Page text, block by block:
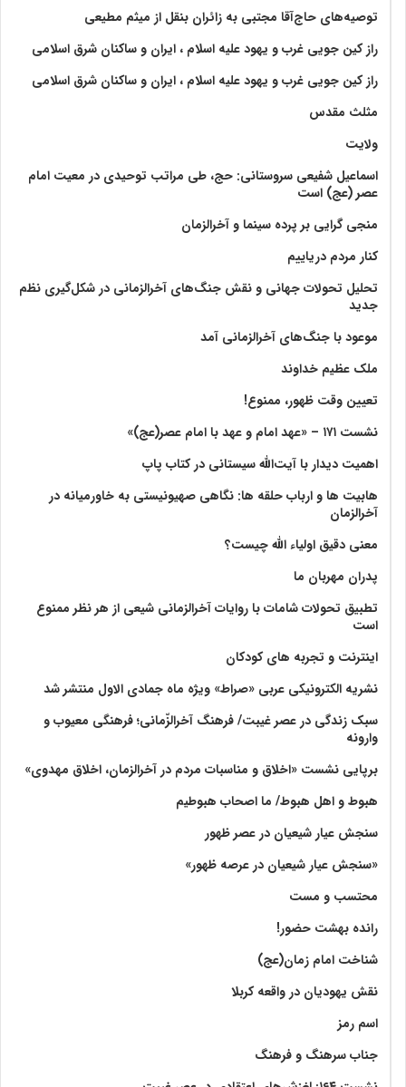
توصیه‌های حاج‌آقا مجتبی به زائران بنقل از میثم مطیعی
راز کین جویی غرب و یهود علیه اسلام ، ایران و ساکنان شرق اسلامی
راز کین جویی غرب و یهود علیه اسلام ، ایران و ساکنان شرق اسلامی
مثلث مقدس
ولايت‏
اسماعیل شفیعی سروستانی: حج، طی مراتب توحیدی در معیت امام
عصر (عج) است
منجی گرایی بر پرده سینما و آخرالزمان
کنار مردم دریاییم
تحلیل تحولات جهانی و نقش جنگ‌های آخرالزمانی در شکل‌گیری نظم
جدید
موعود با جنگ‌های آخرالزمانی آمد
ملک عظیم خداوند
تعیین وقت ظهور، ممنوع!
نشست ۱۷۱ – «عهد امام و عهد با امام عصر(عج)»
اهمیت دیدار با آیت‌الله سیستانی در کتاب پاپ
هابیت ها و ارباب حلقه ها: نگاهی صهیونیستی به خاورمیانه در
آخرالزمان
معنی دقیق اولیاء الله چیست؟
پدران مهربان ما
تطبیق تحولات شامات با روایات آخرالزمانی شیعی از هر نظر ممنوع
است
اینترنت و تجربه های کودکان
نشریه الکترونیکی عربی «صراط» ویژه ماه جمادی الاول منتشر شد
سبک زندگی در عصر غیبت/ فرهنگ آخرالزّمانی؛ فرهنگی معیوب و
وارونه
برپایی نشست «اخلاق و مناسبات مردم در آخرالزمان، اخلاق مهدوی»
هبوط و اهل هبوط/ ما اصحاب هبوطیم
سنجش عیار شیعیان در عصر ظهور
«سنجش عیار شیعیان در عرصه ظهور»
محتسب و مست
رانده بهشت‌ حضور!
شناخت امام زمان(عج)
نقش یهودیان در واقعه کربلا
اسم رمز
جناب سرهنگ و فرهنگ